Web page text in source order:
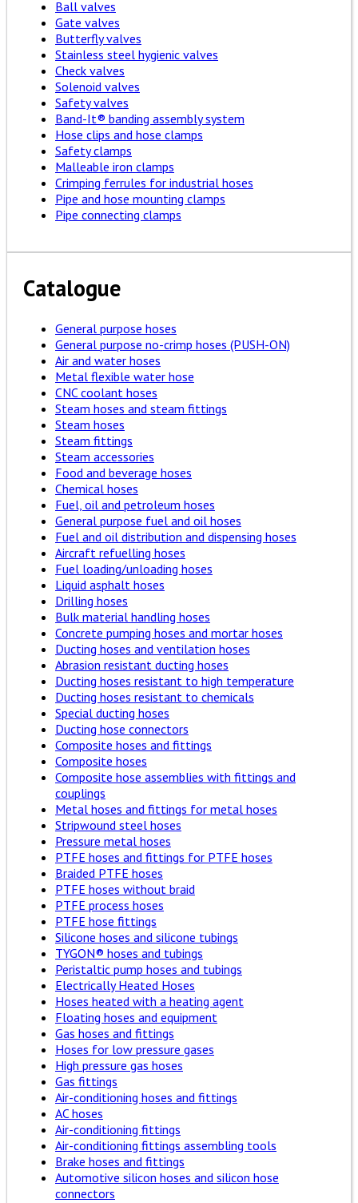
Ball valves
Gate valves
Butterfly valves
Stainless steel hygienic valves
Check valves
Solenoid valves
Safety valves
Band-It® banding assembly system
Hose clips and hose clamps
Safety clamps
Malleable iron clamps
Crimping ferrules for industrial hoses
Pipe and hose mounting clamps
Pipe connecting clamps
Catalogue
General purpose hoses
General purpose no-crimp hoses (PUSH-ON)
Air and water hoses
Metal flexible water hose
CNC coolant hoses
Steam hoses and steam fittings
Steam hoses
Steam fittings
Steam accessories
Food and beverage hoses
Chemical hoses
Fuel, oil and petroleum hoses
General purpose fuel and oil hoses
Fuel and oil distribution and dispensing hoses
Aircraft refuelling hoses
Fuel loading/unloading hoses
Liquid asphalt hoses
Drilling hoses
Bulk material handling hoses
Concrete pumping hoses and mortar hoses
Ducting hoses and ventilation hoses
Abrasion resistant ducting hoses
Ducting hoses resistant to high temperature
Ducting hoses resistant to chemicals
Special ducting hoses
Ducting hose connectors
Composite hoses and fittings
Composite hoses
Composite hose assemblies with fittings and
couplings
Metal hoses and fittings for metal hoses
Stripwound steel hoses
Pressure metal hoses
PTFE hoses and fittings for PTFE hoses
Braided PTFE hoses
PTFE hoses without braid
PTFE process hoses
PTFE hose fittings
Silicone hoses and silicone tubings
TYGON® hoses and tubings
Peristaltic pump hoses and tubings
Electrically Heated Hoses
Hoses heated with a heating agent
Floating hoses and equipment
Gas hoses and fittings
Hoses for low pressure gases
High pressure gas hoses
Gas fittings
Air-conditioning hoses and fittings
AC hoses
Air-conditioning fittings
Air-conditioning fittings assembling tools
Brake hoses and fittings
Automotive silicon hoses and silicon hose
connectors